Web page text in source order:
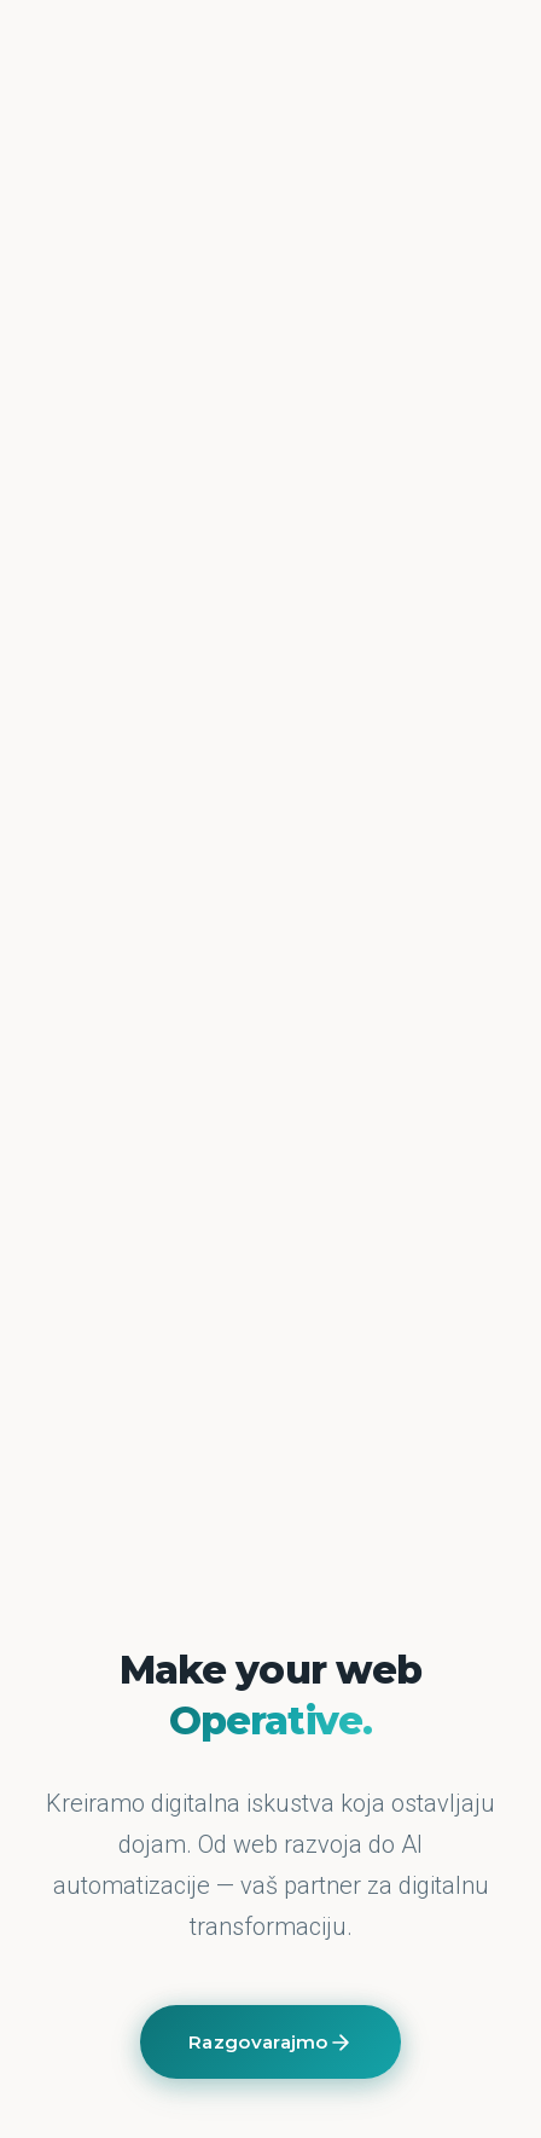
Make your web
Operative.
Kreiramo digitalna iskustva koja ostavljaju
dojam. Od web razvoja do AI
automatizacije — vaš partner za digitalnu
transformaciju.
Razgovarajmo